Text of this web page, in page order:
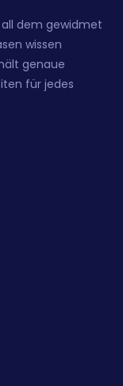
dem gewidmet
wissen
genaue
für jedes